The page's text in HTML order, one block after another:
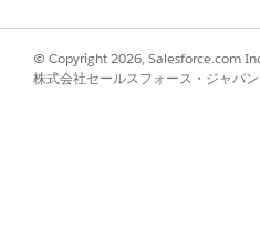
© Copyright 2026, Salesforce.com
株式会社セールスフォース・ジャパ